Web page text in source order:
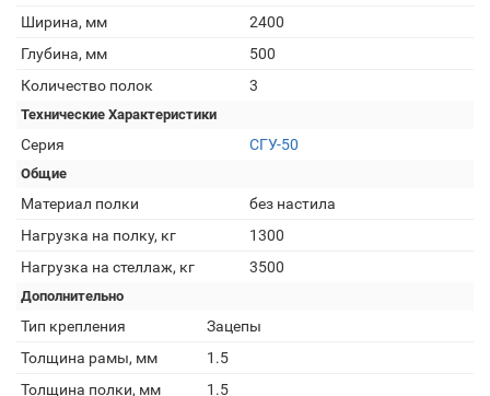
Ширина, мм
2400
Глубина, мм
500
Количество полок
3
Технические Характеристики
Серия СГУ-50
Общие
Материал полки
без настила
Нагрузка на полку, кг
1300
Нагрузка на стеллаж, кг
3500
Дополнительно
Тип крепления
Зацепы
Толщина рамы, мм
1.5
Толщина полки, мм
1.5